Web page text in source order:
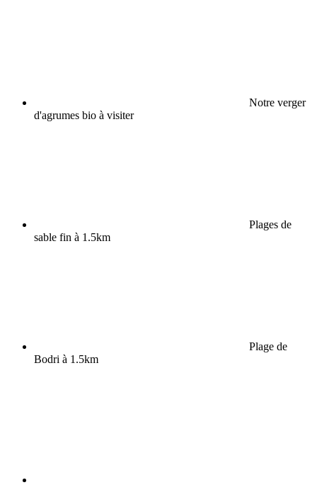
Notre verger
d'agrumes bio à visiter
Plages de
sable fin à 1.5km
Plage de
Bodri à 1.5km